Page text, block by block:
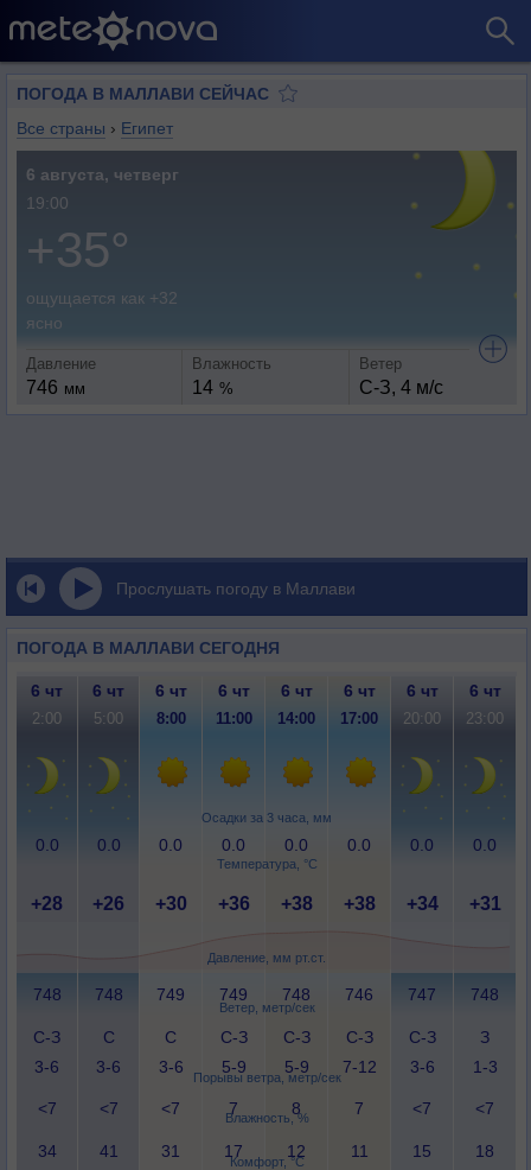
ПОГОДА В МАЛЛАВИ СЕЙЧАС
Все страны › Египет
6 августа, четверг
19:00
+35°
ощущается как +32
ясно
Давление
746 мм
Влажность
14 %
Ветер
С-З, 4 м/с
Прослушать погоду в Маллави
ПОГОДА В МАЛЛАВИ СЕГОДНЯ
Осадки за 3 часа, мм
Температура, °C
Давление, мм рт.ст.
Ветер, метр/сек
Порывы ветра, метр/сек
Влажность, %
Комфорт, °C
6 чт 6 чт 6 чт 6 чт 6 чт 6 чт 6 чт 6 чт
2:00 5:00 8:00 11:00 14:00 17:00 20:00 23:00
0.0 0.0 0.0 0.0 0.0 0.0 0.0 0.0
+28 +26 +30 +36 +38 +38 +34 +31
748 748 749 749 748 746 747 748
С-З
3-6
С
3-6
С
3-6
С-З
5-9
С-З
5-9
С-З
7-12
С-З
3-6
З
1-3
<7 <7 <7 7 8 7 <7 <7
34 41 31 17 12 11 15 18